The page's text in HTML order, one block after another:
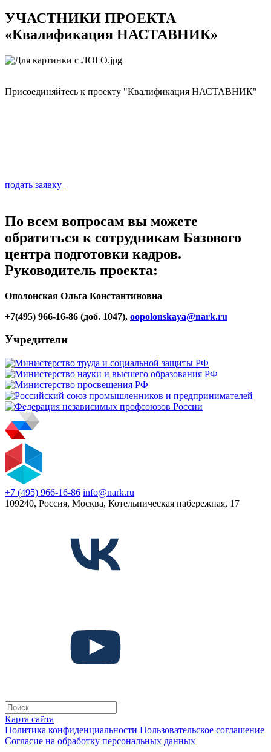
УЧАСТНИКИ ПРОЕКТА
«Квалификация НАСТАВНИК»
Присоединяйтесь к проекту "Квалификация НАСТАВНИК"
подать заявку
По всем вопросам вы можете
обратиться к сотрудникам Базового
центра подготовки кадров.
Руководитель проекта:
Ополонская Ольга Константиновна
+7(495) 966-16-86 (доб. 1047), oopolonskaya@nark.ru
Учредители
+7 (495) 966-16-86 info@nark.ru
109240, Россия, Москва, Котельническая набережная, 17
Карта сайта
Политика конфиденциальности Пользовательское соглашение
Согласие на обработку персональных данных